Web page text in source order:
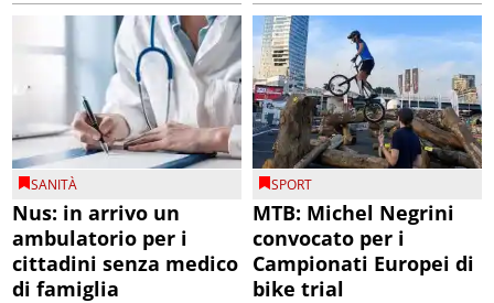
SANITÀ
Nus: in arrivo un
ambulatorio per i
cittadini senza medico
di famiglia
SPORT
MTB: Michel Negrini
convocato per i
Campionati Europei di
bike trial